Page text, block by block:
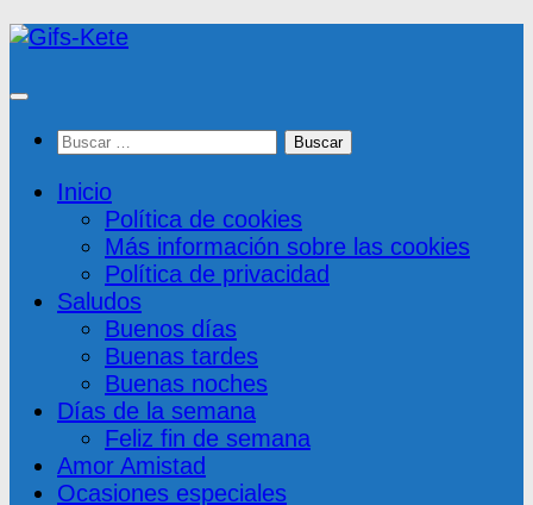
Saltar
contenido
Buscar:
Inicio
Política de cookies
Más información sobre las cookies
Política de privacidad
Saludos
Buenos días
Buenas tardes
Buenas noches
Días de la semana
Feliz fin de semana
Amor Amistad
Ocasiones especiales